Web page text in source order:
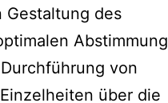
des
Abstimmung
von
über die